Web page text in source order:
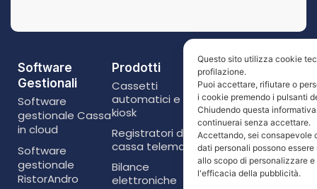
Software
Gestionali
Software
gestionale Cassa
in cloud
Software
gestionale
RistorAndro
Prodotti
Cassetti
automatici e
kiosk
Registratori di
cassa telematici
Bilance
elettroniche
Link Utili
Home
Contatti
Cookie Policy
Privacy Policy
Questo sito utilizza cookie
profilazione.
Puoi accettare, rifiutare o
i cookie premendo i pulsanti
Chiudendo questa informativa
continuerai senza accettare.
Accettando, sei consapevole
dati personali possono
allo scopo di personalizzare e
l'efficacia della pubblicità.